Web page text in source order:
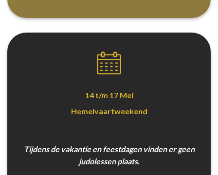
14 t/m 17 Mei
Hemelvaartweekend
Tijdens de vakantie en feestdagen vinden er geen
judolessen plaats.